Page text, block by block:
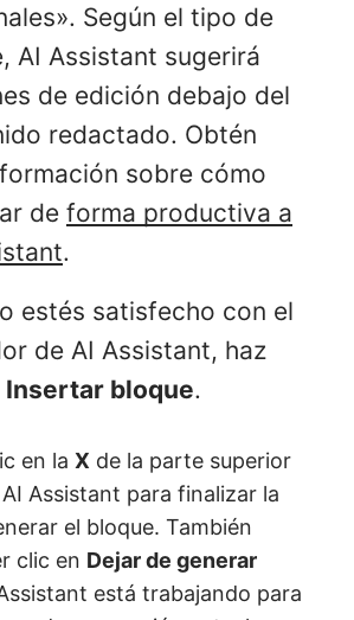
Según el tipo de
AI Assistant sugerirá
de edición debajo del
redactado. Obtén
sobre cómo
de forma productiva a
.
estés satisfecho con el
de AI Assistant, haz
Insertar bloque.
en la X de la parte superior
Assistant para finalizar la
el bloque. También
clic en Dejar de generar
está trabajando para